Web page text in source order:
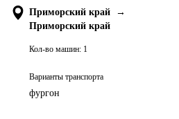
Приморский край
→
Приморский край
Кол-во машин: 1
Варианты транспорта
фургон